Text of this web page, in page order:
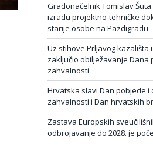
Gradonačelnik Tomislav
izradu projektno-tehničke
starije osobe na Pazdigradu
Uz stihove Prljavog kazališta
zaključio obilježavanje Dana
zahvalnosti
Hrvatska slavi Dan pobjede i
zahvalnosti i Dan hrvatskih
Zastava Europskih
odbrojavanje do 2028. je